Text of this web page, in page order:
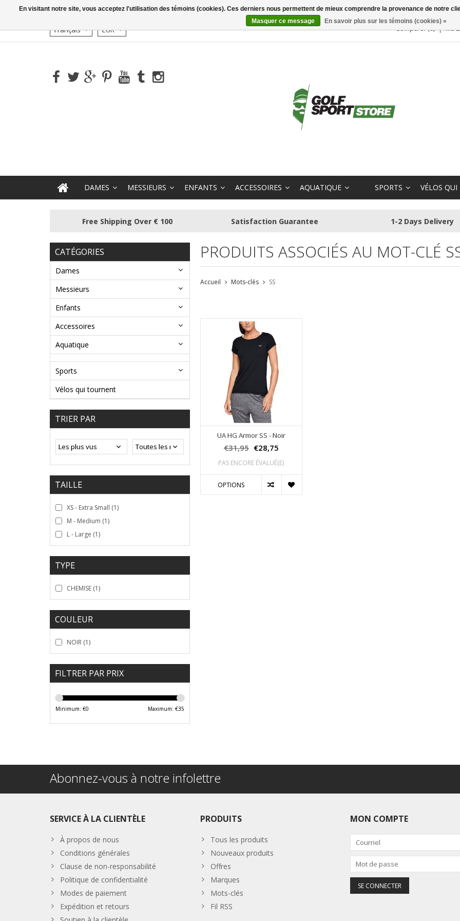
Français EUR Comparer (0) Ma
DAMES MESSIEURS ENFANTS ACCESSOIRES AQUATIQUE SPORTS VÉLOS
Free Shipping Over € 100 Satisfaction Guarantee 1-2 Days Delivery
CATÉGORIES
Dames
Messieurs
Enfants
Accessoires
Aquatique
Sports
Vélos qui tournent
TRIER PAR
TAILLE
XS - Extra Small (1)
M - Medium (1)
L - Large (1)
TYPE
CHEMISE (1)
COULEUR
NOIR (1)
FILTRER PAR PRIX
Minimum: €0 Maximum: €35
PRODUITS ASSOCIÉS AU MOT-CLÉ
Accueil Mots-clés SS
UA HG Armor SS - Noir
€31,95 €28,75
PAS ENCORE ÉVALUÉ(E)
OPTIONS
Abonnez-vous à notre infolettre
SERVICE À LA CLIENTÈLE
À propos de nous
Conditions générales
Clause de non-responsabilité
Politique de confidentialité
Modes de paiement
Expédition et retours
PRODUITS
Tous les produits
Nouveaux produits
Offres
Marques
Mots-clés
Fil RSS
MON COMPTE
En visitant notre site, vous acceptez l'utilisation des témoins (cookies). Ces derniers nous permettent de mieux comprendre la provenance de notre
Masquer ce message
En savoir plus sur les témoins (cookies) »